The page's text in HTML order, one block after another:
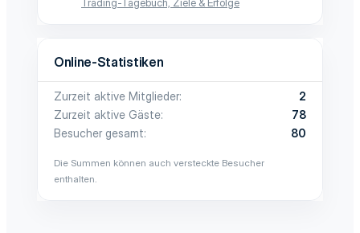
Online-Statistiken
Zurzeit aktive Mitglieder
2
Zurzeit aktive Gäste
78
Besucher gesamt
80
Die Summen können auch versteckte Besucher
enthalten.